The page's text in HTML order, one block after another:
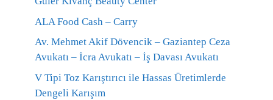
ALA Food Cash – Carry
Av. Mehmet Akif Dövencik – Gaziantep Ceza
Avukatı – İcra Avukatı – İş Davası Avukatı
V Tipi Toz Karıştırıcı ile Hassas Üretimlerde
Dengeli Karışım